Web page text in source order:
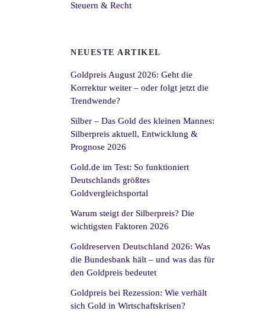
Steuern & Recht
NEUESTE ARTIKEL
Goldpreis August 2026: Geht die
Korrektur weiter – oder folgt jetzt die
Trendwende?
Silber – Das Gold des kleinen Mannes:
Silberpreis aktuell, Entwicklung &
Prognose 2026
Gold.de im Test: So funktioniert
Deutschlands größtes
Goldvergleichsportal
Warum steigt der Silberpreis? Die
wichtigsten Faktoren 2026
Goldreserven Deutschland 2026: Was
die Bundesbank hält – und was das für
den Goldpreis bedeutet
Goldpreis bei Rezession: Wie verhält
sich Gold in Wirtschaftskrisen?